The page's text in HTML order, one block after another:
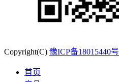
Copyright(C) 豫ICP备18015440号
首页